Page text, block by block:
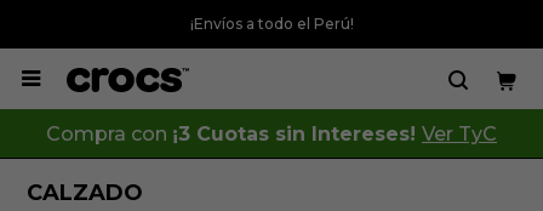
¡Envíos a todo el Perú!

Compra con ¡3 Cuotas sin Intereses! Ver TyC
CALZADO